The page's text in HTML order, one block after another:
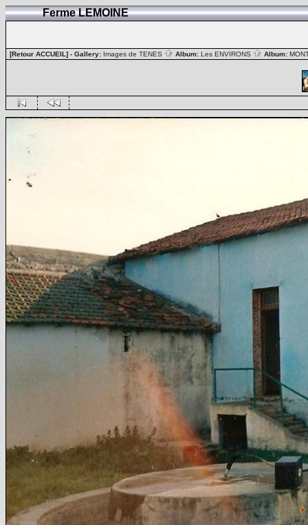
Ferme LEMOINE
[Retour ACCUEIL] - Gallery: Images de TENES Album: Les ENVIRONS Album: